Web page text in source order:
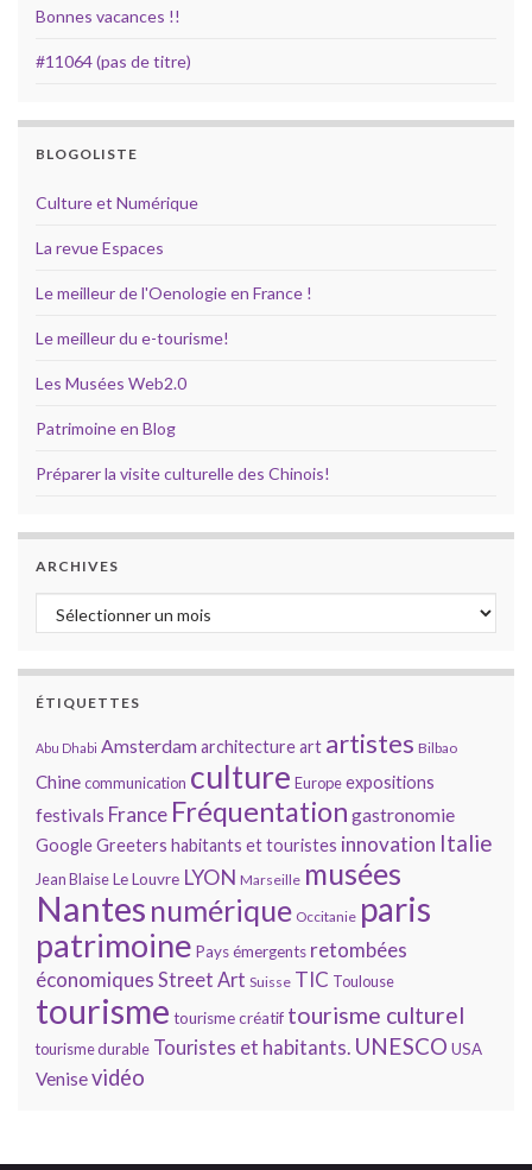
Bonnes vacances !!
#11064 (pas de titre)
BLOGOLISTE
Culture et Numérique
La revue Espaces
Le meilleur de l'Oenologie en France !
Le meilleur du e-tourisme!
Les Musées Web2.0
Patrimoine en Blog
Préparer la visite culturelle des Chinois!
ARCHIVES
Archives
ÉTIQUETTES
Abu Dhabi Amsterdamarchitectureart artistes Bilbao
Chinecommunication culture Europeexpositions
festivals France Fréquentation gastronomie
GoogleGreeters habitants et touristes innovation Italie
Jean BlaiseLe Louvre LYON Marseille musées
Nantes numérique Occitanie paris
patrimoine Pays émergents retombées
économiques Street Art Suisse TIC Toulouse
tourisme tourisme créatif tourisme culturel
tourisme durable Touristes et habitants. UNESCO USA
Venisevidéo